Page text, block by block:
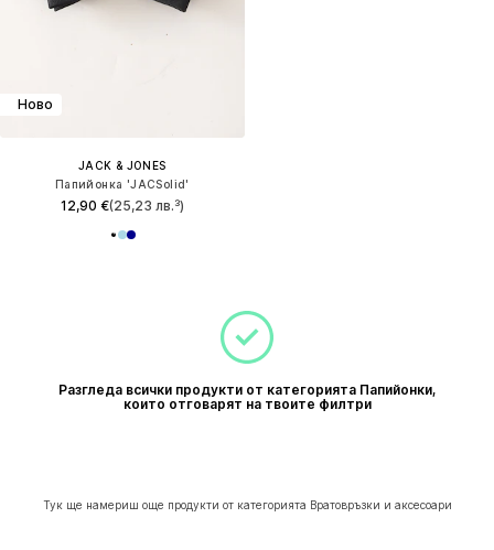
Ново
JACK & JONES
Папийонка 'JACSolid'
12,90 €(25,23 лв.³)
Разгледа всички продукти от категорията Папийонки,
които отговарят на твоите филтри
Тук ще намериш още продукти от категорията Вратовръзки и аксесоари